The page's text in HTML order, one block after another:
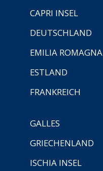
CAPRI INSEL
DEUTSCHLAND
EMILIA ROMAGNA
ESTLAND
FRANKREICH
GALLES
GRIECHENLAND
ISCHIA INSEL